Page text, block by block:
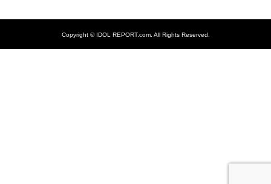
Copyright ©IDOL REPORT.com. All Rights Reserved.